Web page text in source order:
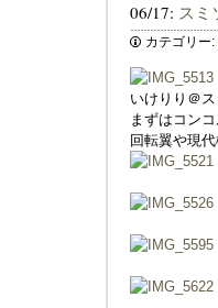
06/17: スミ
カテゴリー:
いけりり＠
まずはコン
回転翼や現